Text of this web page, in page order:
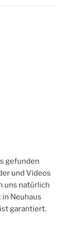
gefunden
und Videos
uns natürlich
Neuhaus
garantiert.